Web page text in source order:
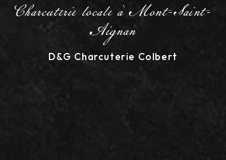
Charcuterie locale à Mont-Saint-
Aignan
D&G Charcuterie Colbert